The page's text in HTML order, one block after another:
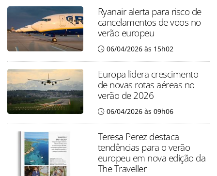
Ryanair alerta para risco de
cancelamentos de voos no
verão europeu
06/04/2026 às 15h02
Europa lidera crescimento
de novas rotas aéreas no
verão de 2026
06/04/2026 às 09h06
Teresa Perez destaca
tendências para o verão
europeu em nova edição da
The Traveller